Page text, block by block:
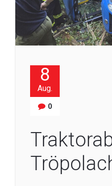
8
Aug.
0